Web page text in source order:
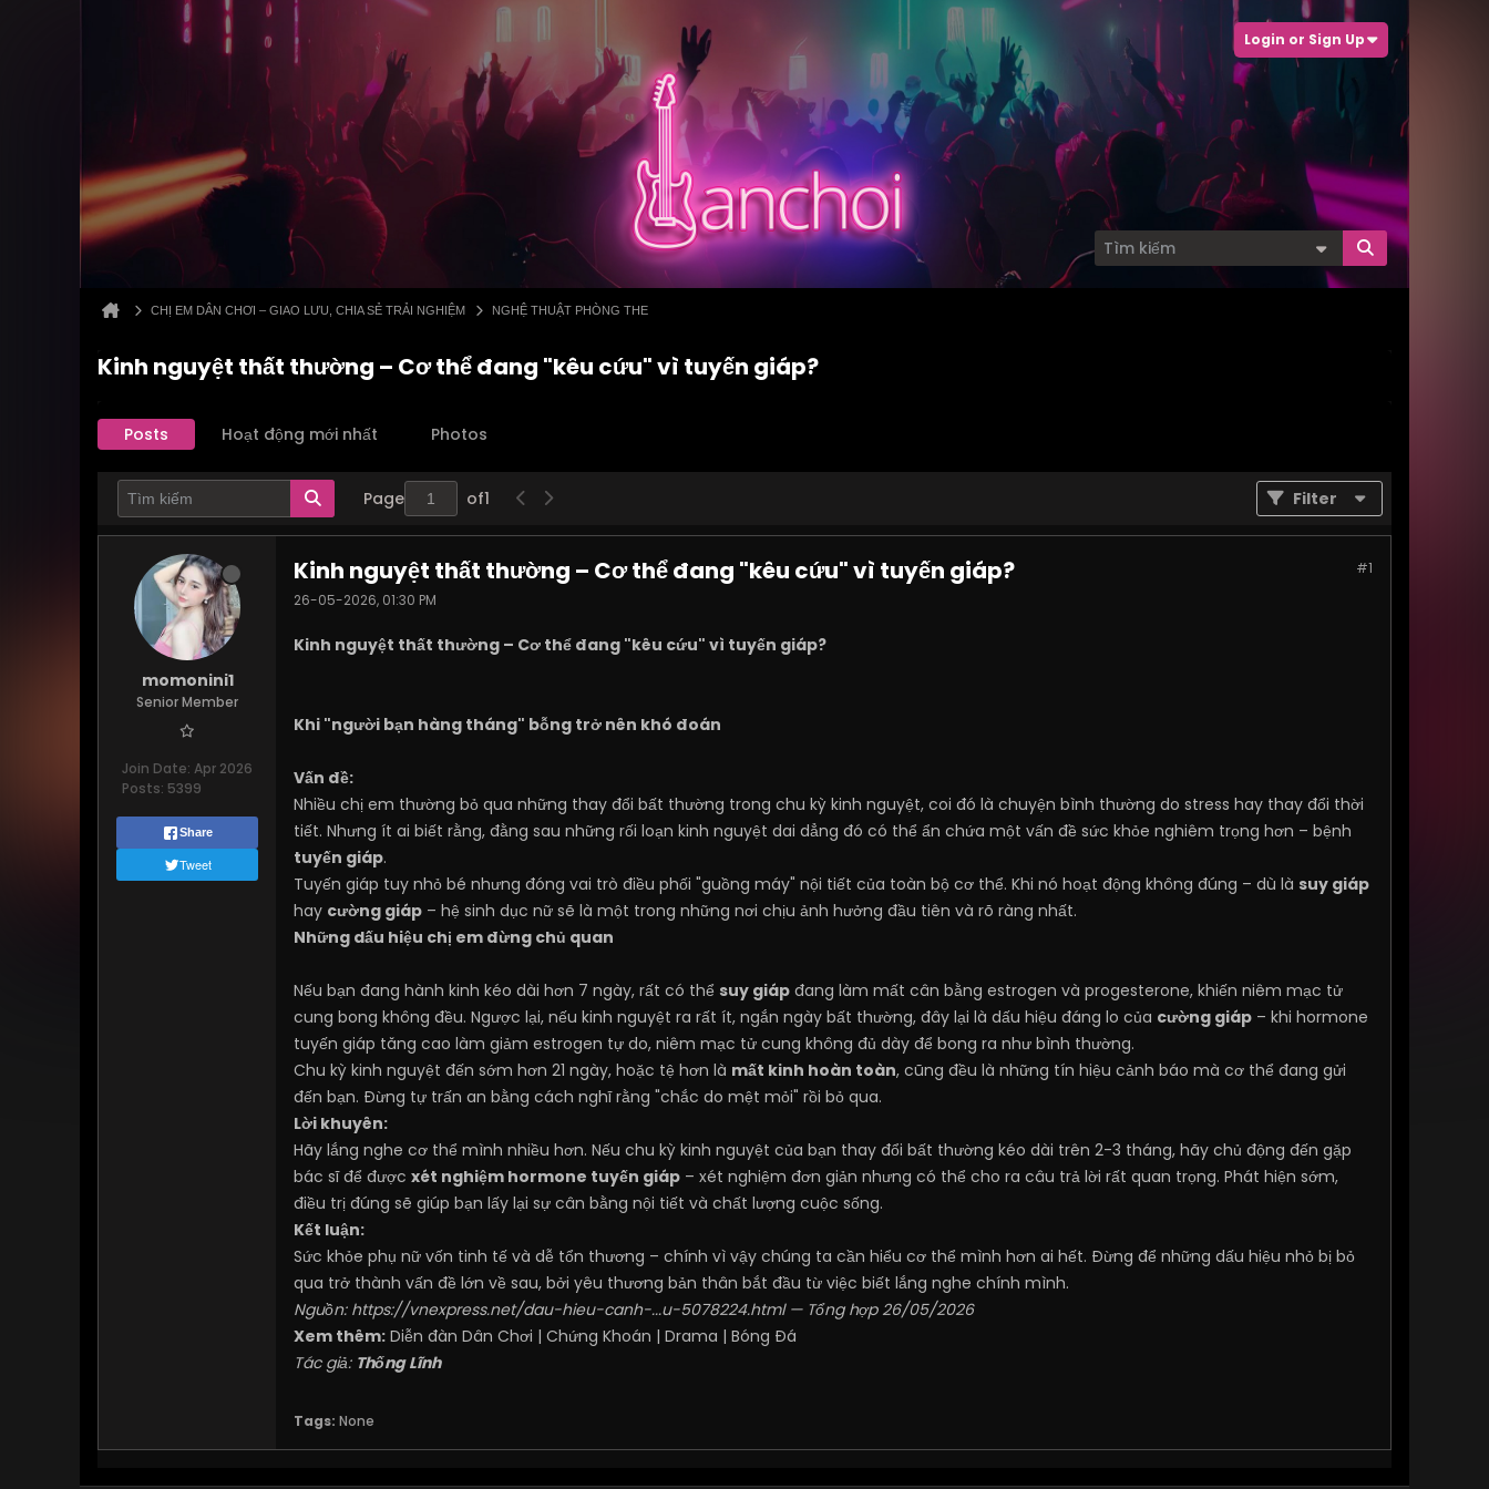
Login or Sign Up
CHỊ EM DÂN CHƠI – GIAO LƯU, CHIA SẺ TRẢI NGHIỆM NGHỆ THUẬT PHÒNG THE
Kinh nguyệt thất thường – Cơ thể đang "kêu cứu" vì tuyến giáp?
Posts Hoạt động mới nhất Photos
Page of1 Filter
momonini1
Senior Member
Join Date: Apr 2026
Posts: 5399
Share
Tweet
#1
Kinh nguyệt thất thường – Cơ thể đang "kêu cứu" vì tuyến giáp?
26-05-2026, 01:30 PM
Kinh nguyệt thất thường – Cơ thể đang "kêu cứu" vì tuyến giáp?
Khi "người bạn hàng tháng" bỗng trở nên khó đoán
Vấn đề:
Nhiều chị em thường bỏ qua những thay đổi bất thường trong chu kỳ kinh nguyệt, coi đó là chuyện bình thường do stress hay thay đổi thời
tiết. Nhưng ít ai biết rằng, đằng sau những rối loạn kinh nguyệt dai dẳng đó có thể ẩn chứa một vấn đề sức khỏe nghiêm trọng hơn – bệnh
tuyến giáp.
Tuyến giáp tuy nhỏ bé nhưng đóng vai trò điều phối "guồng máy" nội tiết của toàn bộ cơ thể. Khi nó hoạt động không đúng – dù là suy giáp
hay cường giáp – hệ sinh dục nữ sẽ là một trong những nơi chịu ảnh hưởng đầu tiên và rõ ràng nhất.
Những dấu hiệu chị em đừng chủ quan
Nếu bạn đang hành kinh kéo dài hơn 7 ngày, rất có thể suy giáp đang làm mất cân bằng estrogen và progesterone, khiến niêm mạc tử
cung bong không đều. Ngược lại, nếu kinh nguyệt ra rất ít, ngắn ngày bất thường, đây lại là dấu hiệu đáng lo của cường giáp – khi hormone
tuyến giáp tăng cao làm giảm estrogen tự do, niêm mạc tử cung không đủ dày để bong ra như bình thường.
Chu kỳ kinh nguyệt đến sớm hơn 21 ngày, hoặc tệ hơn là mất kinh hoàn toàn, cũng đều là những tín hiệu cảnh báo mà cơ thể đang gửi
đến bạn. Đừng tự trấn an bằng cách nghĩ rằng "chắc do mệt mỏi" rồi bỏ qua.
Lời khuyên:
Hãy lắng nghe cơ thể mình nhiều hơn. Nếu chu kỳ kinh nguyệt của bạn thay đổi bất thường kéo dài trên 2-3 tháng, hãy chủ động đến gặp
bác sĩ để được xét nghiệm hormone tuyến giáp – xét nghiệm đơn giản nhưng có thể cho ra câu trả lời rất quan trọng. Phát hiện sớm,
điều trị đúng sẽ giúp bạn lấy lại sự cân bằng nội tiết và chất lượng cuộc sống.
Kết luận:
Sức khỏe phụ nữ vốn tinh tế và dễ tổn thương – chính vì vậy chúng ta cần hiểu cơ thể mình hơn ai hết. Đừng để những dấu hiệu nhỏ bị bỏ
qua trở thành vấn đề lớn về sau, bởi yêu thương bản thân bắt đầu từ việc biết lắng nghe chính mình.
Nguồn: https://vnexpress.net/dau-hieu-canh-...u-5078224.html— Tổng hợp 26/05/2026
Xem thêm: Diễn đàn Dân Chơi | Chứng Khoán | Drama | Bóng Đá
Tác giả: Thống Lĩnh
Tags: None